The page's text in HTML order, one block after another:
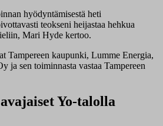
hyödyntämisestä heti
teokseni heijastaa hehkua
Mari Hyde kertoo.
Tampereen kaupunki, Lumme Energia,
ja sen toiminnasta vastaa Tampereen
Yo-talolla